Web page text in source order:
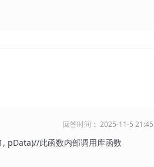
!= 1) { } 这样配
7MSPS) 但是双重交替采样模式无法达
什么原因 如果这两个位置
，所以ADC速度为ADC1+ADC2的时间
样的方法如下 使用TIM1的CC(50%占空
用16位数据宽度，获得一个偶数位置
7MHz)触发ADC2，8位采样率,采样速
回答时间： 2025-11-5 21:45
pData)//此函数内部调用库函数